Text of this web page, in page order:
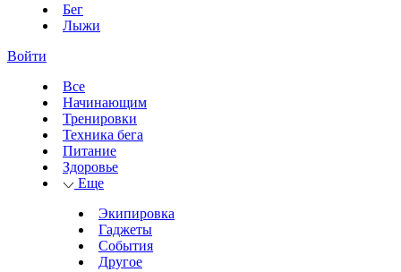
Бег
Лыжи
Войти
Все
Начинающим
Тренировки
Техника бега
Питание
Здоровье
Еще
Экипировка
Гаджеты
События
Другое